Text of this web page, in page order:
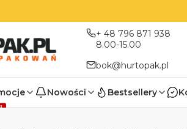
+ 48 796 871 938
8.00-15.00
bok@hurtopak.pl
Nowości Bestsellery